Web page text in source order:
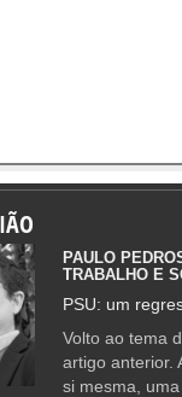
PAULO
TRABALHO E
PSU: um
Volto ao tema
artigo anterior.
si mesma,